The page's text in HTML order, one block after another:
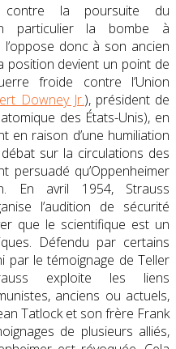
contre la poursuite du
particulier la bombe à
donc à son ancien
position devient un point de
froide contre l’Union
Downey Jr.), président de
atomique des États-Unis), en
en raison d’une humiliation
débat sur la circulations des
persuadé qu’Oppenheimer
En avril 1954, Strauss
l’audition de sécurité
que le scientifique est un
Défendu par certains
par le témoignage de Teller
exploite les liens
anciens ou actuels,
Tatlock et son frère Frank
de plusieurs alliés,